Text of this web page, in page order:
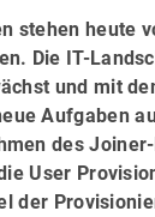
stehen heute
Die IT-
und mit
Aufgaben
des
User
der